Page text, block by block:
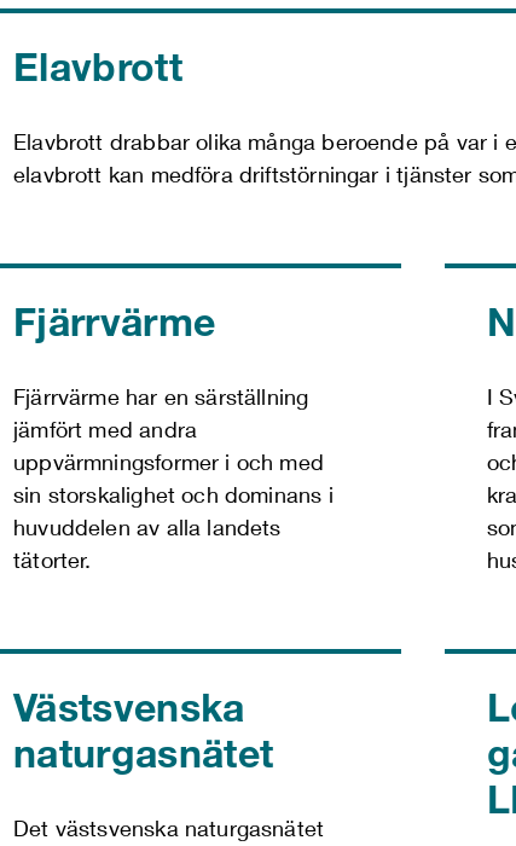
Elavbrott
Elavbrott drabbar olika många beroende på var i
elavbrott kan medföra driftstörningar i tjänster
Fjärrvärme
Fjärrvärme har en särställning
jämfört med andra
uppvärmningsformer i och med
sin storskalighet och dominans i
huvuddelen av alla landets
tätorter.
I
Västsvenska
naturgasnätet
Det västsvenska naturgasnätet